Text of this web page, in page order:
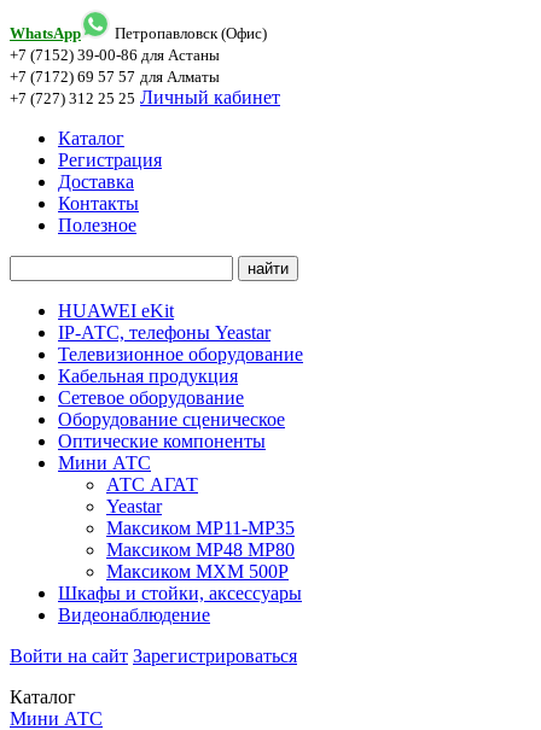
WhatsApp
Петропавловск (Офис)
+7 (7152) 39-00-86 для Астаны
+7 (7172) 69 57 57 для Алматы
+7 (727) 312 25 25 Личный кабинет
Каталог
Регистрация
Доставка
Контакты
Полезное
HUAWEI eKit
IP-АТС, телефоны Yeastar
Телевизионное оборудование
Кабельная продукция
Сетевое оборудование
Оборудование сценическое
Оптические компоненты
Мини АТС
АТС АГАТ
Yeastar
Максиком МР11-MP35
Максиком МР48 MP80
Максиком МХМ 500P
Шкафы и стойки, аксессуары
Видеонаблюдение
Войти на сайт Зарегистрироваться
Каталог
Мини АТС